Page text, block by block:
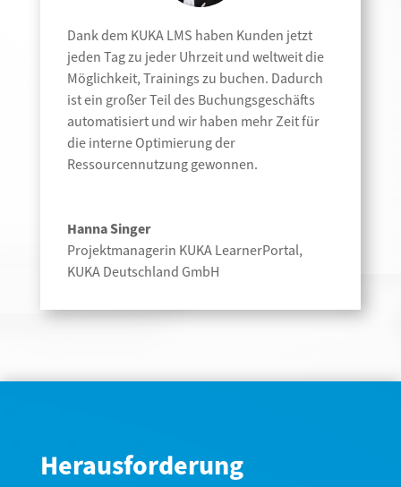
Dank dem KUKA LMS haben Kunden jetzt
jeden Tag zu jeder Uhrzeit und weltweit die
Möglichkeit, Trainings zu buchen. Dadurch
ist ein großer Teil des Buchungsgeschäfts
automatisiert und wir haben mehr Zeit für
die interne Optimierung der
Ressourcennutzung gewonnen.
Hanna Singer
Projektmanagerin KUKA LearnerPortal,
KUKA Deutschland GmbH
Herausforderung